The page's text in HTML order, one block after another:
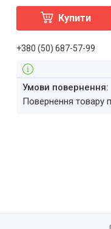
Купити
+380 (50) 687-57-99
повернення товару